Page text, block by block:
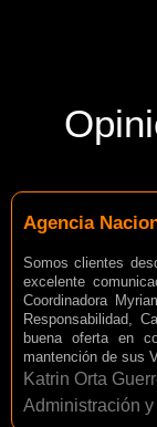
Agencia
Somos clientes
excelente
Coordinadora
Responsabilidad,
buena oferta en
mantención de sus
Katrin Orta
Administración